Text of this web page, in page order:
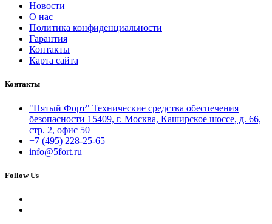
Новости
О нас
Политика конфиденциальности
Гарантия
Контакты
Карта сайта
Контакты
"Пятый Форт" Технические средства обеспечения
безопасности 15409, г. Москва, Каширское шоссе, д. 66,
стр. 2, офис 50
+7 (495) 228-25-65
info@5fort.ru
Follow Us